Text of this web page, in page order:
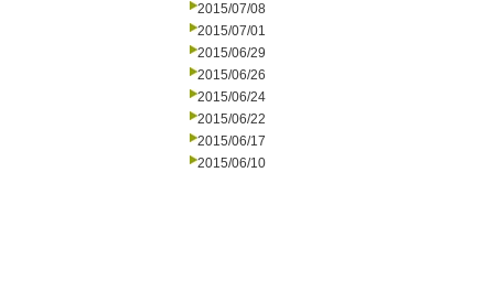
2015/07/08
2015/07/01
2015/06/29
2015/06/26
2015/06/24
2015/06/22
2015/06/17
2015/06/10